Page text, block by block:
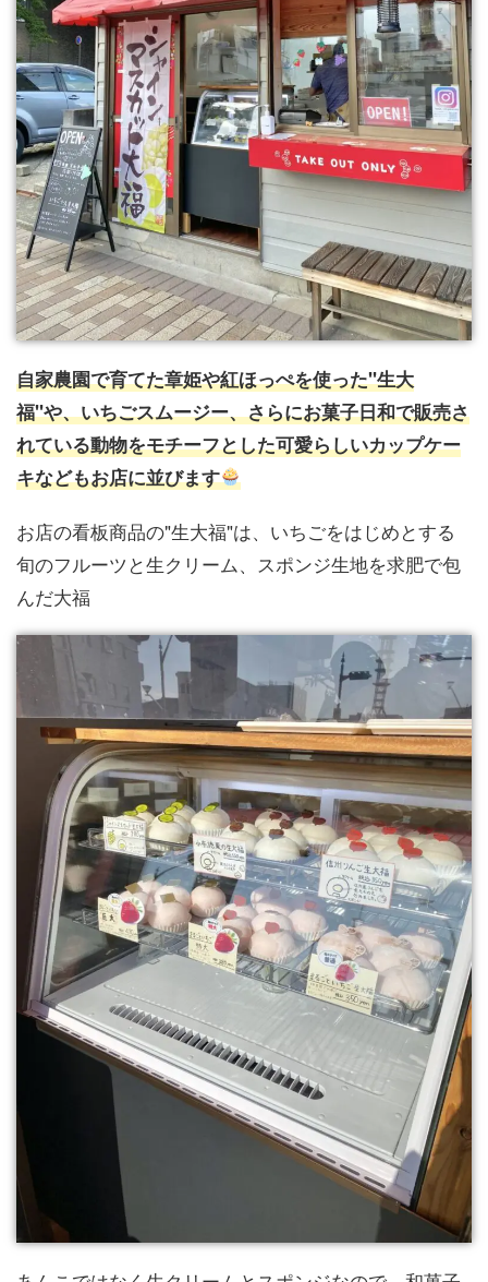
自家農園で育てた章姫や紅ほっぺを使った"生大
福"や、いちごスムージー、さらにお菓子日和で販売さ
れている動物をモチーフとした可愛らしいカップケー
キなどもお店に並びます
お店の看板商品の"生大福"は、いちごをはじめとする
旬のフルーツと生クリーム、スポンジ生地を求肥で包
んだ大福